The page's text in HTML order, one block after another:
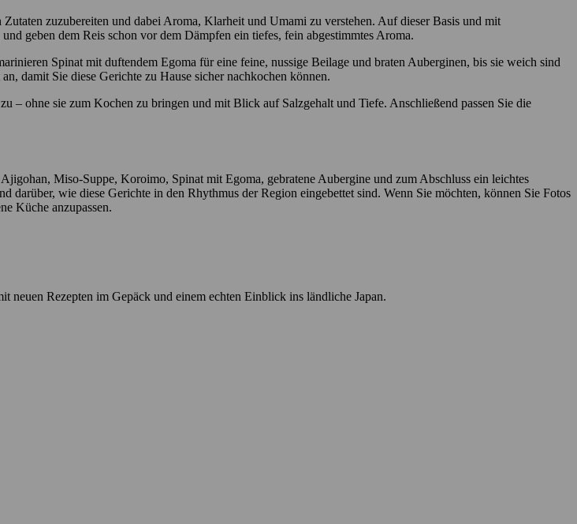
zuzubereiten und dabei Aroma, Klarheit und Umami zu verstehen. Auf dieser Basis und mit
geben dem Reis schon vor dem Dämpfen ein tiefes, fein abgestimmtes Aroma.
Spinat mit duftendem Egoma für eine feine, nussige Beilage und braten Auberginen, bis sie weich sind
damit Sie diese Gerichte zu Hause sicher nachkochen können.
– ohne sie zum Kochen zu bringen und mit Blick auf Salzgehalt und Tiefe. Anschließend passen Sie die
Miso-Suppe, Koroimo, Spinat mit Egoma, gebratene Aubergine und zum Abschluss ein leichtes
wie diese Gerichte in den Rhythmus der Region eingebettet sind. Wenn Sie möchten, können Sie Fotos
Küche anzupassen.
Rezepten im Gepäck und einem echten Einblick ins ländliche Japan.